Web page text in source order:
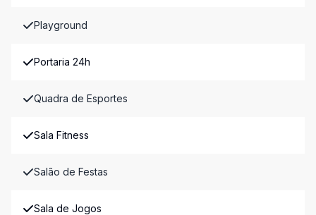
Playground
Portaria 24h
Quadra de Esportes
Sala Fitness
Salão de Festas
Sala de Jogos